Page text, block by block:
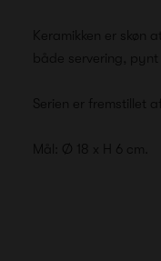
Keramikken er
både servering,
Serien er fremstillet
Mål: Ø 18 x H 6 cm.